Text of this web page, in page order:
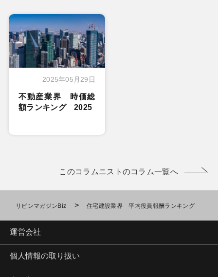
2025年05月29日
不動産業界 時価総
額ランキング 2025
このコラムニストのコラム一覧へ
リビンマガジンBiz > 住宅建設業界 平均役員報酬ランキング
運営会社
個人情報の取り扱い